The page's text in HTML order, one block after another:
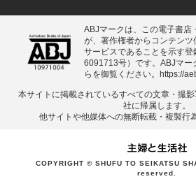
ABJマークは、この電子書店
が、著作権者からコンテン
サービスであることを示す
6091713号）です。ABJマー
らを御覧ください。
https://
本サイトに掲載されているすべての⽂章・撮
社に帰属します。
他サイトや他媒体への無断転載・複製⾏
COPYRIGHT © SHUFU TO SEIKATSU
reserved.